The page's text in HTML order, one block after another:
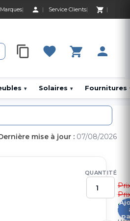
Marques Service Clients
0 Produit 0,00
0 Produit 0,00 DH
▾ Solaires ▾ Fournitures
QUANTITÉ
mise à jour : 07/08/2026